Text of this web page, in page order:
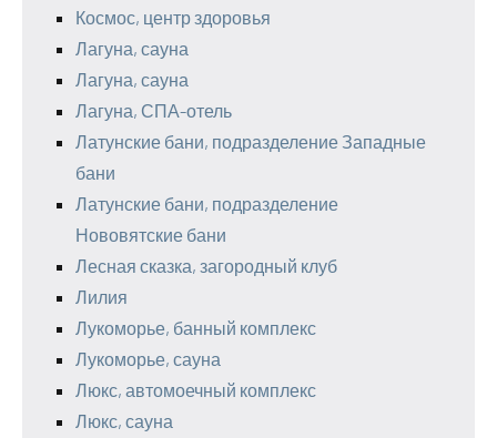
Космос, центр здоровья
Лагуна, сауна
Лагуна, сауна
Лагуна, СПА-отель
Латунские бани, подразделение Западные
бани
Латунские бани, подразделение
Нововятские бани
Лесная сказка, загородный клуб
Лилия
Лукоморье, банный комплекс
Лукоморье, сауна
Люкс, автомоечный комплекс
Люкс, сауна